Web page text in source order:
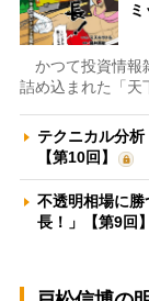
かつて投資情報
詰め込まれた「
テクニカル分
【第10回】
不透明相場に
長！」【第9回】